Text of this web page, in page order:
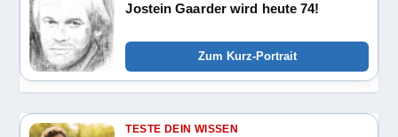
Jostein Gaarder wird heute 74!
Zum Kurz-Portrait
TESTE DEIN WISSEN